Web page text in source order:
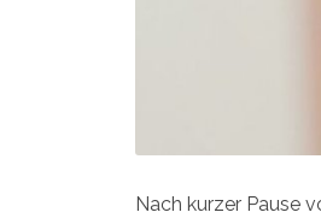
Nach kurzer Pause